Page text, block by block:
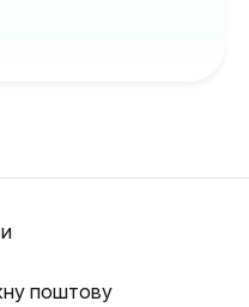
поштову